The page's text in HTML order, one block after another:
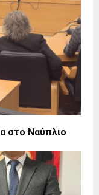
στο Ναύπλιο